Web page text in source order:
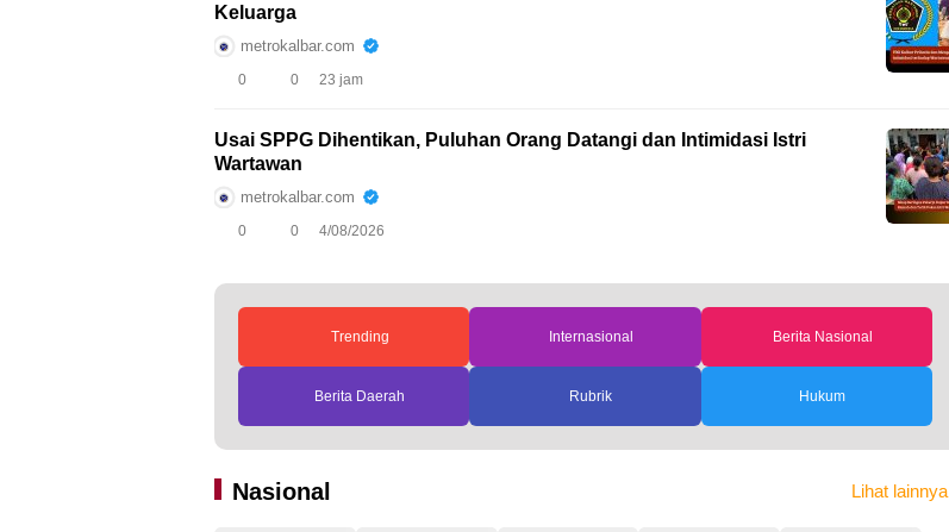
Keluarga
metrokalbar.com
0 0 23 jam
Usai SPPG Dihentikan, Puluhan Orang Datangi dan Intimidasi Istri
Wartawan
metrokalbar.com
0 0 4/08/2026
Trending Internasional Berita Nasional
Berita Daerah Rubrik Hukum
Nasional Lihat lainnya